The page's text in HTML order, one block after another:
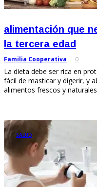
alimentación que
la tercera edad
Familia Cooperativa 0
La dieta debe ser rica en
fácil de masticar y digerir, y
alimentos frescos y
SALUD